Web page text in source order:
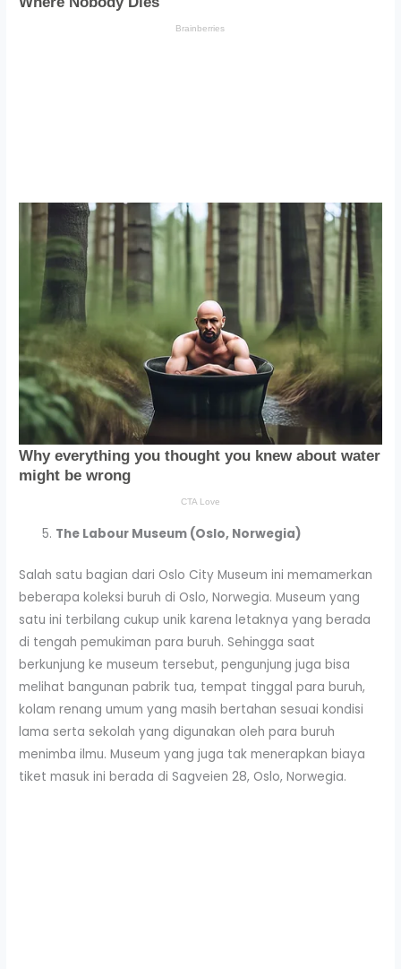
The Labour Museum (Oslo, Norwegia)
Salah satu bagian dari Oslo City Museum ini memamerkan
beberapa koleksi buruh di Oslo, Norwegia. Museum yang
satu ini terbilang cukup unik karena letaknya yang berada
di tengah pemukiman para buruh. Sehingga saat
berkunjung ke museum tersebut, pengunjung juga bisa
melihat bangunan pabrik tua, tempat tinggal para buruh,
kolam renang umum yang masih bertahan sesuai kondisi
lama serta sekolah yang digunakan oleh para buruh
menimba ilmu. Museum yang juga tak menerapkan biaya
tiket masuk ini berada di Sagveien 28, Oslo, Norwegia.